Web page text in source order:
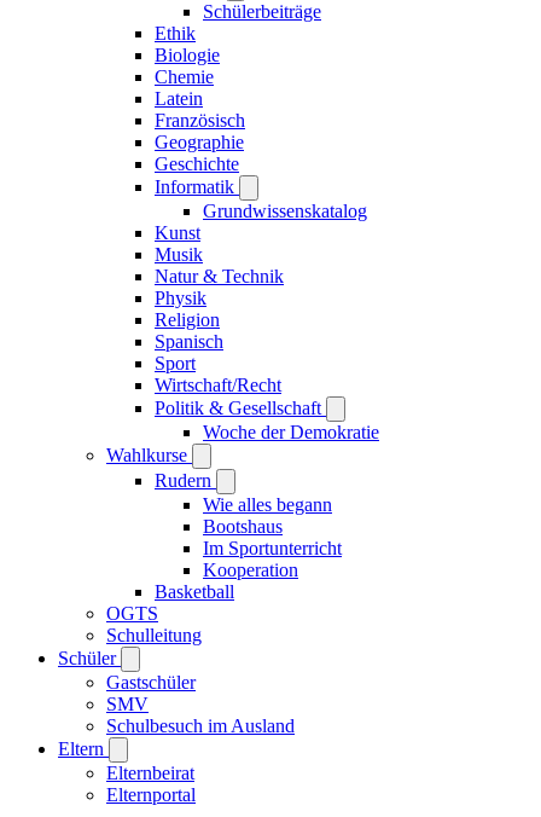
Schülerbeiträge
Ethik
Biologie
Chemie
Latein
Französisch
Geographie
Geschichte
Informatik
Grundwissenskatalog
Kunst
Musik
Natur & Technik
Physik
Religion
Spanisch
Sport
Wirtschaft/Recht
Politik & Gesellschaft
Woche der Demokratie
Wahlkurse
Rudern
Wie alles begann
Bootshaus
Im Sportunterricht
Kooperation
Basketball
OGTS
Schulleitung
Schüler
Gastschüler
SMV
Schulbesuch im Ausland
Eltern
Elternbeirat
Elternportal